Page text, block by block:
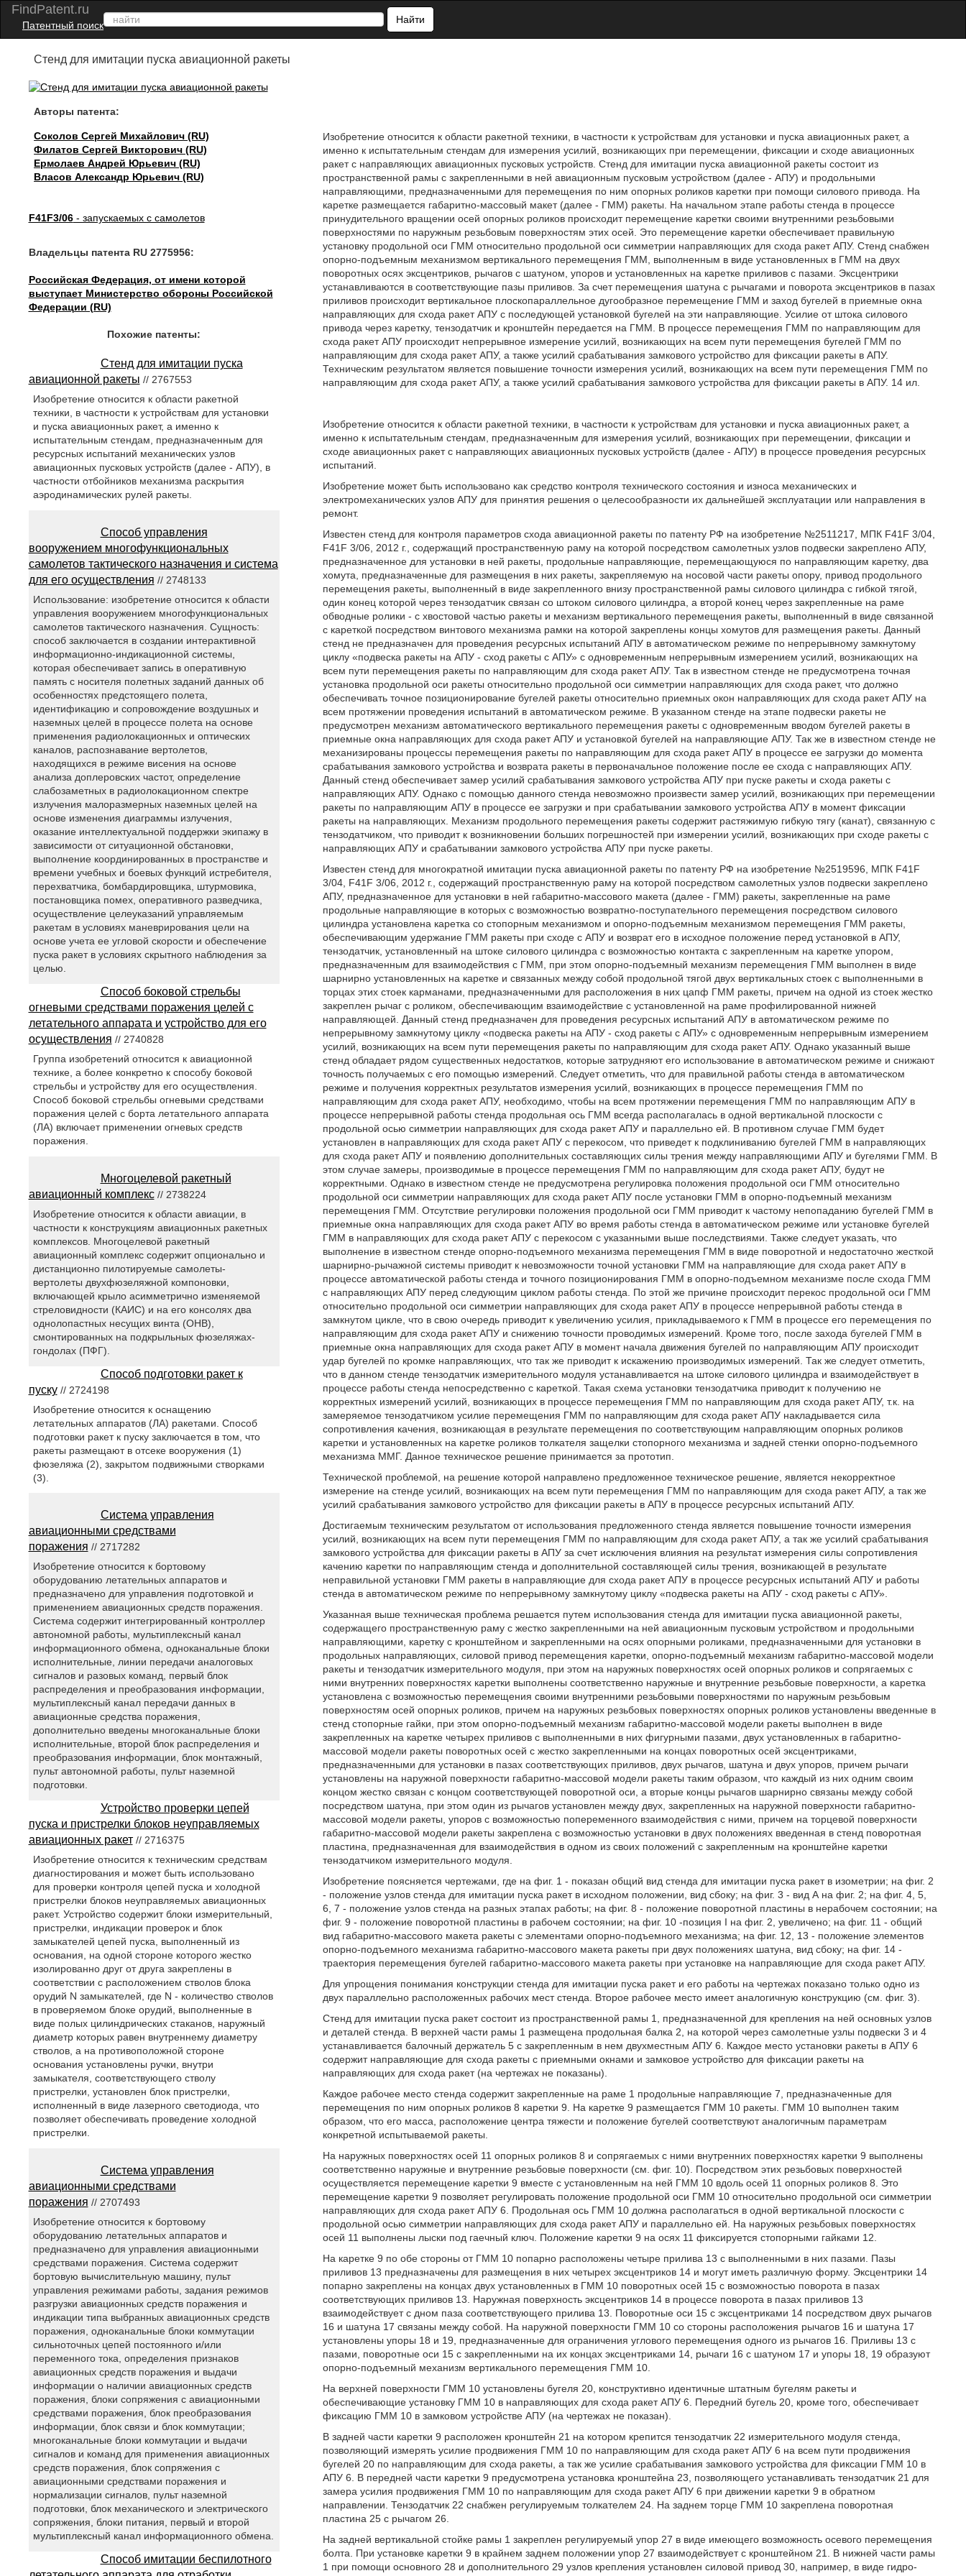
FindPatent.ru
Патентный поиск
Найти
Стенд для имитации пуска авиационной ракеты
Авторы патента:
Соколов Сергей Михайлович (RU)
Филатов Сергей Викторович (RU)
Ермолаев Андрей Юрьевич (RU)
Власов Александр Юрьевич (RU)
F41F3/06- запускаемых с самолетов
Владельцы патента RU 2775956:
Российская Федерация, от имени которой
выступает Министерство обороны Российской
Федерации (RU)
Изобретение относится к области ракетной техники, в частности к устройствам для установки и пуска авиационных ракет, а
именно к испытательным стендам для измерения усилий, возникающих при перемещении, фиксации и сходе авиационных
ракет с направляющих авиационных пусковых устройств. Стенд для имитации пуска авиационной ракеты состоит из
пространственной рамы с закрепленными в ней авиационным пусковым устройством (далее - АПУ) и продольными
направляющими, предназначенными для перемещения по ним опорных роликов каретки при помощи силового привода. На
каретке размещается габаритно-массовый макет (далее - ГММ) ракеты. На начальном этапе работы стенда в процессе
принудительного вращении осей опорных роликов происходит перемещение каретки своими внутренними резьбовыми
поверхностями по наружным резьбовым поверхностям этих осей. Это перемещение каретки обеспечивает правильную
установку продольной оси ГММ относительно продольной оси симметрии направляющих для схода ракет АПУ. Стенд снабжен
опорно-подъемным механизмом вертикального перемещения ГММ, выполненным в виде установленных в ГММ на двух
поворотных осях эксцентриков, рычагов с шатуном, упоров и установленных на каретке приливов с пазами. Эксцентрики
устанавливаются в соответствующие пазы приливов. За счет перемещения шатуна с рычагами и поворота эксцентриков в пазах
приливов происходит вертикальное плоскопараллельное дугообразное перемещение ГММ и заход бугелей в приемные окна
направляющих для схода ракет АПУ с последующей установкой бугелей на эти направляющие. Усилие от штока силового
привода через каретку, тензодатчик и кронштейн передается на ГММ. В процессе перемещения ГММ по направляющим для
схода ракет АПУ происходит непрерывное измерение усилий, возникающих на всем пути перемещения бугелей ГММ по
направляющим для схода ракет АПУ, а также усилий срабатывания замкового устройство для фиксации ракеты в АПУ.
Техническим результатом является повышение точности измерения усилий, возникающих на всем пути перемещения ГММ по
направляющим для схода ракет АПУ, а также усилий срабатывания замкового устройства для фиксации ракеты в АПУ. 14 ил.
Изобретение относится к области ракетной техники, в частности к устройствам для установки и пуска авиационных ракет, а
именно к испытательным стендам, предназначенным для измерения усилий, возникающих при перемещении, фиксации и
сходе авиационных ракет с направляющих авиационных пусковых устройств (далее - АПУ) в процессе проведения ресурсных
испытаний.
Изобретение может быть использовано как средство контроля технического состояния и износа механических и
электромеханических узлов АПУ для принятия решения о целесообразности их дальнейшей эксплуатации или направления в
ремонт.
Известен стенд для контроля параметров схода авиационной ракеты по патенту РФ на изобретение №2511217, МПК F41F 3/04,
F41F 3/06, 2012 г., содержащий пространственную раму на которой посредством самолетных узлов подвески закреплено АПУ,
предназначенное для установки в ней ракеты, продольные направляющие, перемещающуюся по направляющим каретку, два
хомута, предназначенные для размещения в них ракеты, закрепляемую на носовой части ракеты опору, привод продольного
перемещения ракеты, выполненный в виде закрепленного внизу пространственной рамы силового цилиндра с гибкой тягой,
один конец которой через тензодатчик связан со штоком силового цилиндра, а второй конец через закрепленные на раме
обводные ролики - с хвостовой частью ракеты и механизм вертикального перемещения ракеты, выполненный в виде связанной
с кареткой посредством винтового механизма рамки на которой закреплены концы хомутов для размещения ракеты. Данный
стенд не предназначен для проведения ресурсных испытаний АПУ в автоматическом режиме по непрерывному замкнутому
циклу «подвеска ракеты на АПУ - сход ракеты с АПУ» с одновременным непрерывным измерением усилий, возникающих на
всем пути перемещения ракеты по направляющим для схода ракет АПУ. Так в известном стенде не предусмотрена точная
установка продольной оси ракеты относительно продольной оси симметрии направляющих для схода ракет, что должно
обеспечивать точное позиционирование бугелей ракеты относительно приемных окон направляющих для схода ракет АПУ на
всем протяжении проведения испытаний в автоматическом режиме. В указанном стенде на этапе подвески ракеты не
предусмотрен механизм автоматического вертикального перемещения ракеты с одновременным вводом бугелей ракеты в
приемные окна направляющих для схода ракет АПУ и установкой бугелей на направляющие АПУ. Так же в известном стенде не
механизированы процессы перемещения ракеты по направляющим для схода ракет АПУ в процессе ее загрузки до момента
срабатывания замкового устройства и возврата ракеты в первоначальное положение после ее схода с направляющих АПУ.
Данный стенд обеспечивает замер усилий срабатывания замкового устройства АПУ при пуске ракеты и схода ракеты с
направляющих АПУ. Однако с помощью данного стенда невозможно произвести замер усилий, возникающих при перемещении
ракеты по направляющим АПУ в процессе ее загрузки и при срабатывании замкового устройства АПУ в момент фиксации
ракеты на направляющих. Механизм продольного перемещения ракеты содержит растяжимую гибкую тягу (канат), связанную с
тензодатчиком, что приводит к возникновении больших погрешностей при измерении усилий, возникающих при сходе ракеты с
направляющих АПУ и срабатывании замкового устройства АПУ при пуске ракеты.
Известен стенд для многократной имитации пуска авиационной ракеты по патенту РФ на изобретение №2519596, МПК F41F
3/04, F41F 3/06, 2012 г., содержащий пространственную раму на которой посредством самолетных узлов подвески закреплено
АПУ, предназначенное для установки в ней габаритно-массового макета (далее - ГММ) ракеты, закрепленные на раме
продольные направляющие в которых с возможностью возвратно-поступательного перемещения посредством силового
цилиндра установлена каретка со стопорным механизмом и опорно-подъемным механизмом перемещения ГММ ракеты,
обеспечивающим удержание ГММ ракеты при сходе с АПУ и возврат его в исходное положение перед установкой в АПУ,
тензодатчик, установленный на штоке силового цилиндра с возможностью контакта с закрепленным на каретке упором,
предназначенным для взаимодействия с ГММ, при этом опорно-подъемный механизм перемещения ГММ выполнен в виде
шарнирно установленных на каретке и связанных между собой продольной тягой двух вертикальных стоек с выполненными в
торцах этих стоек карманами, предназначенными для расположения в них цапф ГММ ракеты, причем на одной из стоек жестко
закреплен рычаг с роликом, обеспечивающим взаимодействие с установленной на раме профилированной нижней
направляющей. Данный стенд предназначен для проведения ресурсных испытаний АПУ в автоматическом режиме по
непрерывному замкнутому циклу «подвеска ракеты на АПУ - сход ракеты с АПУ» с одновременным непрерывным измерением
усилий, возникающих на всем пути перемещения ракеты по направляющим для схода ракет АПУ. Однако указанный выше
стенд обладает рядом существенных недостатков, которые затрудняют его использование в автоматическом режиме и снижают
точность получаемых с его помощью измерений. Следует отметить, что для правильной работы стенда в автоматическом
режиме и получения корректных результатов измерения усилий, возникающих в процессе перемещения ГММ по
направляющим для схода ракет АПУ, необходимо, чтобы на всем протяжении перемещения ГММ по направляющим АПУ в
процессе непрерывной работы стенда продольная ось ГММ всегда располагалась в одной вертикальной плоскости с
продольной осью симметрии направляющих для схода ракет АПУ и параллельно ей. В противном случае ГММ будет
установлен в направляющих для схода ракет АПУ с перекосом, что приведет к подклиниванию бугелей ГММ в направляющих
для схода ракет АПУ и появлению дополнительных составляющих силы трения между направляющими АПУ и бугелями ГММ. В
этом случае замеры, производимые в процессе перемещения ГММ по направляющим для схода ракет АПУ, будут не
корректными. Однако в известном стенде не предусмотрена регулировка положения продольной оси ГММ относительно
продольной оси симметрии направляющих для схода ракет АПУ после установки ГММ в опорно-подъемный механизм
перемещения ГММ. Отсутствие регулировки положения продольной оси ГММ приводит к частому непопаданию бугелей ГММ в
приемные окна направляющих для схода ракет АПУ во время работы стенда в автоматическом режиме или установке бугелей
ГММ в направляющих для схода ракет АПУ с перекосом с указанными выше последствиями. Также следует указать, что
выполнение в известном стенде опорно-подъемного механизма перемещения ГММ в виде поворотной и недостаточно жесткой
шарнирно-рычажной системы приводит к невозможности точной установки ГММ на направляющие для схода ракет АПУ в
процессе автоматической работы стенда и точного позиционирования ГММ в опорно-подъемном механизме после схода ГММ
с направляющих АПУ перед следующим циклом работы стенда. По этой же причине происходит перекос продольной оси ГММ
относительно продольной оси симметрии направляющих для схода ракет АПУ в процессе непрерывной работы стенда в
замкнутом цикле, что в свою очередь приводит к увеличению усилия, прикладываемого к ГММ в процессе его перемещения по
направляющим для схода ракет АПУ и снижению точности проводимых измерений. Кроме того, после захода бугелей ГММ в
приемные окна направляющих для схода ракет АПУ в момент начала движения бугелей по направляющим АПУ происходит
удар бугелей по кромке направляющих, что так же приводит к искажению производимых измерений. Так же следует отметить,
что в данном стенде тензодатчик измерительного модуля устанавливается на штоке силового цилиндра и взаимодействует в
процессе работы стенда непосредственно с кареткой. Такая схема установки тензодатчика приводит к получению не
корректных измерений усилий, возникающих в процессе перемещения ГММ по направляющим для схода ракет АПУ, т.к. на
замеряемое тензодатчиком усилие перемещения ГММ по направляющим для схода ракет АПУ накладывается сила
сопротивления качения, возникающая в результате перемещения по соответствующим направляющим опорных роликов
каретки и установленных на каретке роликов толкателя защелки стопорного механизма и задней стенки опорно-подъемного
механизма ММГ. Данное техническое решение принимается за прототип.
Технической проблемой, на решение которой направлено предложенное техническое решение, является некорректное
измерение на стенде усилий, возникающих на всем пути перемещения ГММ по направляющим для схода ракет АПУ, а так же
усилий срабатывания замкового устройство для фиксации ракеты в АПУ в процессе ресурсных испытаний АПУ.
Достигаемым техническим результатом от использования предложенного стенда является повышение точности измерения
усилий, возникающих на всем пути перемещения ГММ по направляющим для схода ракет АПУ, а так же усилий срабатывания
замкового устройства для фиксации ракеты в АПУ за счет исключения влияния на результат измерения силы сопротивления
качению каретки по направляющим стенда и дополнительной составляющей силы трения, возникающей в результате
неправильной установки ГММ ракеты в направляющие для схода ракет АПУ в процессе ресурсных испытаний АПУ и работы
стенда в автоматическом режиме по непрерывному замкнутому циклу «подвеска ракеты на АПУ - сход ракеты с АПУ».
Указанная выше техническая проблема решается путем использования стенда для имитации пуска авиационной ракеты,
содержащего пространственную раму с жестко закрепленными на ней авиационным пусковым устройством и продольными
направляющими, каретку с кронштейном и закрепленными на осях опорными роликами, предназначенными для установки в
продольных направляющих, силовой привод перемещения каретки, опорно-подъемный механизм габаритно-массовой модели
ракеты и тензодатчик измерительного модуля, при этом на наружных поверхностях осей опорных роликов и сопрягаемых с
ними внутренних поверхностях каретки выполнены соответственно наружные и внутренние резьбовые поверхности, а каретка
установлена с возможностью перемещения своими внутренними резьбовыми поверхностями по наружным резьбовым
поверхностям осей опорных роликов, причем на наружных резьбовых поверхностях опорных роликов установлены введенные в
стенд стопорные гайки, при этом опорно-подъемный механизм габаритно-массовой модели ракеты выполнен в виде
закрепленных на каретке четырех приливов с выполненными в них фигурными пазами, двух установленных в габаритно-
массовой модели ракеты поворотных осей с жестко закрепленными на концах поворотных осей эксцентриками,
предназначенными для установки в пазах соответствующих приливов, двух рычагов, шатуна и двух упоров, причем рычаги
установлены на наружной поверхности габаритно-массовой модели ракеты таким образом, что каждый из них одним своим
концом жестко связан с концом соответствующей поворотной оси, а вторые концы рычагов шарнирно связаны между собой
посредством шатуна, при этом один из рычагов установлен между двух, закрепленных на наружной поверхности габаритно-
массовой модели ракеты, упоров с возможностью попеременного взаимодействия с ними, причем на торцевой поверхности
габаритно-массовой модели ракеты закреплена с возможностью установки в двух положениях введенная в стенд поворотная
пластина, предназначенная для взаимодействия в одном из своих положений с закрепленным на кронштейне каретки
тензодатчиком измерительного модуля.
Изобретение поясняется чертежами, где на фиг. 1 - показан общий вид стенда для имитации пуска ракет в изометрии; на фиг. 2
- положение узлов стенда для имитации пуска ракет в исходном положении, вид сбоку; на фиг. 3 - вид А на фиг. 2; на фиг. 4, 5,
6, 7 - положение узлов стенда на разных этапах работы; на фиг. 8 - положение поворотной пластины в нерабочем состоянии; на
фиг. 9 - положение поворотной пластины в рабочем состоянии; на фиг. 10 -позиция I на фиг. 2, увеличено; на фиг. 11 - общий
вид габаритно-массового макета ракеты с элементами опорно-подъемного механизма; на фиг. 12, 13 - положение элементов
опорно-подъемного механизма габаритно-массового макета ракеты при двух положениях шатуна, вид сбоку; на фиг. 14 -
траектория перемещения бугелей габаритно-массового макета ракеты при установке на направляющие для схода ракет АПУ.
Для упрощения понимания конструкции стенда для имитации пуска ракет и его работы на чертежах показано только одно из
двух параллельно расположенных рабочих мест стенда. Второе рабочее место имеет аналогичную конструкцию (см. фиг. 3).
Стенд для имитации пуска ракет состоит из пространственной рамы 1, предназначенной для крепления на ней основных узлов
и деталей стенда. В верхней части рамы 1 размещена продольная балка 2, на которой через самолетные узлы подвески 3 и 4
устанавливается балочный держатель 5 с закрепленным в нем двухместным АПУ 6. Каждое место установки ракеты в АПУ 6
содержит направляющие для схода ракеты с приемными окнами и замковое устройство для фиксации ракеты на
направляющих для схода ракет (на чертежах не показаны).
Каждое рабочее место стенда содержит закрепленные на раме 1 продольные направляющие 7, предназначенные для
перемещения по ним опорных роликов 8 каретки 9. На каретке 9 размещается ГММ 10 ракеты. ГММ 10 выполнен таким
образом, что его масса, расположение центра тяжести и положение бугелей соответствуют аналогичным параметрам
конкретной испытываемой ракеты.
На наружных поверхностях осей 11 опорных роликов 8 и сопрягаемых с ними внутренних поверхностях каретки 9 выполнены
соответственно наружные и внутренние резьбовые поверхности (см. фиг. 10). Посредством этих резьбовых поверхностей
осуществляется перемещение каретки 9 вместе с установленным на ней ГММ 10 вдоль осей 11 опорных роликов 8. Это
перемещение каретки 9 позволяет регулировать положение продольной оси ГММ 10 относительно продольной оси симметрии
направляющих для схода ракет АПУ 6. Продольная ось ГММ 10 должна располагаться в одной вертикальной плоскости с
продольной осью симметрии направляющих для схода ракет АПУ и параллельно ей. На наружных резьбовых поверхностях
осей 11 выполнены лыски под гаечный ключ. Положение каретки 9 на осях 11 фиксируется стопорными гайками 12.
На каретке 9 по обе стороны от ГММ 10 попарно расположены четыре прилива 13 с выполненными в них пазами. Пазы
приливов 13 предназначены для размещения в них четырех эксцентриков 14 и могут иметь различную форму. Эксцентрики 14
попарно закреплены на концах двух установленных в ГММ 10 поворотных осей 15 с возможностью поворота в пазах
соответствующих приливов 13. Наружная поверхность эксцентриков 14 в процессе поворота в пазах приливов 13
взаимодействует с дном паза соответствующего прилива 13. Поворотные оси 15 с эксцентриками 14 посредством двух рычагов
16 и шатуна 17 связаны между собой. На наружной поверхности ГММ 10 со стороны расположения рычагов 16 и шатуна 17
установлены упоры 18 и 19, предназначенные для ограничения углового перемещения одного из рычагов 16. Приливы 13 с
пазами, поворотные оси 15 с закрепленными на их концах эксцентриками 14, рычаги 16 с шатуном 17 и упоры 18, 19 образуют
опорно-подъемный механизм вертикального перемещения ГММ 10.
На верхней поверхности ГММ 10 установлены бугеля 20, конструктивно идентичные штатным бугелям ракеты и
обеспечивающие установку ГММ 10 в направляющих для схода ракет АПУ 6. Передний бугель 20, кроме того, обеспечивает
фиксацию ГММ 10 в замковом устройстве АПУ (на чертежах не показан).
В задней части каретки 9 расположен кронштейн 21 на котором крепится тензодатчик 22 измерительного модуля стенда,
позволяющий измерять усилие продвижения ГММ 10 по направляющим для схода ракет АПУ 6 на всем пути продвижения
бугелей 20 по направляющим для схода ракеты, а так же усилие срабатывания замкового устройства для фиксации ГММ 10 в
АПУ 6. В передней части каретки 9 предусмотрена установка кронштейна 23, позволяющего устанавливать тензодатчик 21 для
замера усилия продвижения ГММ 10 по направляющим для схода ракет АПУ 6 при движении каретки 9 в обратном
направлении. Тензодатчик 22 снабжен регулируемым толкателем 24. На заднем торце ГММ 10 закреплена поворотная
пластина 25 с рычагом 26.
На задней вертикальной стойке рамы 1 закреплен регулируемый упор 27 в виде имеющего возможность осевого перемещения
болта. При установке каретки 9 в крайнем заднем положении упор 27 взаимодействует с кронштейном 21. В нижней части рамы
1 при помощи основного 28 и дополнительного 29 узлов крепления установлен силовой привод 30, например, в виде гидро-
Похожие патенты:
Стенд для имитации пуска
авиационной ракеты // 2767553
Изобретение относится к области ракетной
техники, в частности к устройствам для установки
и пуска авиационных ракет, а именно к
испытательным стендам, предназначенным для
ресурсных испытаний механических узлов
авиационных пусковых устройств (далее - АПУ), в
частности отбойников механизма раскрытия
аэродинамических рулей ракеты.
Способ управления
вооружением многофункциональных
самолетов тактического назначения и система
для его осуществления // 2748133
Использование: изобретение относится к области
управления вооружением многофункциональных
самолетов тактического назначения. Сущность:
способ заключается в создании интерактивной
информационно-индикационной системы,
которая обеспечивает запись в оперативную
память с носителя полетных заданий данных об
особенностях предстоящего полета,
идентификацию и сопровождение воздушных и
наземных целей в процессе полета на основе
применения радиолокационных и оптических
каналов, распознавание вертолетов,
находящихся в режиме висения на основе
анализа доплеровских частот, определение
слабозаметных в радиолокационном спектре
излучения малоразмерных наземных целей на
основе изменения диаграммы излучения,
оказание интеллектуальной поддержки экипажу в
зависимости от ситуационной обстановки,
выполнение координированных в пространстве и
времени учебных и боевых функций истребителя,
перехватчика, бомбардировщика, штурмовика,
постановщика помех, оперативного разведчика,
осуществление целеуказаний управляемым
ракетам в условиях маневрирования цели на
основе учета ее угловой скорости и обеспечение
пуска ракет в условиях скрытного наблюдения за
целью.
Способ боковой стрельбы
огневыми средствами поражения целей с
летательного аппарата и устройство для его
осуществления // 2740828
Группа изобретений относится к авиационной
технике, а более конкретно к способу боковой
стрельбы и устройству для его осуществления.
Способ боковой стрельбы огневыми средствами
поражения целей с борта летательного аппарата
(ЛА) включает применении огневых средств
поражения.
Многоцелевой ракетный
авиационный комплекс// 2738224
Изобретение относится к области авиации, в
частности к конструкциям авиационных ракетных
комплексов. Многоцелевой ракетный
авиационный комплекс содержит опционально и
дистанционно пилотируемые самолеты-
вертолеты двухфюзеляжной компоновки,
включающей крыло асимметрично изменяемой
стреловидности (КАИС) и на его консолях два
однолопастных несущих винта (ОНВ),
смонтированных на подкрыльных фюзеляжах-
гондолах (ПФГ).
Способ подготовки ракет к
пуску// 2724198
Изобретение относится к оснащению
летательных аппаратов (ЛА) ракетами. Способ
подготовки ракет к пуску заключается в том, что
ракеты размещают в отсеке вооружения (1)
фюзеляжа (2), закрытом подвижными створками
(3).
Система управления
авиационными средствами
поражения // 2717282
Изобретение относится к бортовому
оборудованию летательных аппаратов и
предназначено для управления подготовкой и
применением авиационных средств поражения.
Система содержит интегрированный контроллер
автономной работы, мультиплексный канал
информационного обмена, одноканальные блоки
исполнительные, линии передачи аналоговых
сигналов и разовых команд, первый блок
распределения и преобразования информации,
мультиплексный канал передачи данных в
авиационные средства поражения,
дополнительно введены многоканальные блоки
исполнительные, второй блок распределения и
преобразования информации, блок монтажный,
пульт автономной работы, пульт наземной
подготовки.
Устройство проверки цепей
пуска и пристрелки блоков неуправляемых
авиационных ракет// 2716375
Изобретение относится к техническим средствам
диагностирования и может быть использовано
для проверки контроля цепей пуска и холодной
пристрелки блоков неуправляемых авиационных
ракет. Устройство содержит блоки измерительный,
пристрелки, индикации проверок и блок
замыкателей цепей пуска, выполненный из
основания, на одной стороне которого жестко
изолированно друг от друга закреплены в
соответствии с расположением стволов блока
орудий N замыкателей, где N - количество стволов
в проверяемом блоке орудий, выполненные в
виде полых цилиндрических стаканов, наружный
диаметр которых равен внутреннему диаметру
стволов, а на противоположной стороне
основания установлены ручки, внутри
замыкателя, соответствующего стволу
пристрелки, установлен блок пристрелки,
исполненный в виде лазерного светодиода, что
позволяет обеспечивать проведение холодной
пристрелки.
Система управления
авиационными средствами
поражения // 2707493
Изобретение относится к бортовому
оборудованию летательных аппаратов и
предназначено для управления авиационными
средствами поражения. Система содержит
бортовую вычислительную машину, пульт
управления режимами работы, задания режимов
разгрузки авиационных средств поражения и
индикации типа выбранных авиационных средств
поражения, одноканальные блоки коммутации
сильноточных цепей постоянного и/или
переменного тока, определения признаков
авиационных средств поражения и выдачи
информации о наличии авиационных средств
поражения, блоки сопряжения с авиационными
средствами поражения, блок преобразования
информации, блок связи и блок коммутации;
многоканальные блоки коммутации и выдачи
сигналов и команд для применения авиационных
средств поражения, блок сопряжения с
авиационными средствами поражения и
нормализации сигналов, пульт наземной
подготовки, блок механического и электрического
сопряжения, блоки питания, первый и второй
мультиплексный канал информационного обмена.
Способ имитации беспилотного